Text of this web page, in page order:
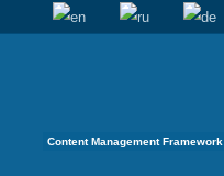
Content Management Framework